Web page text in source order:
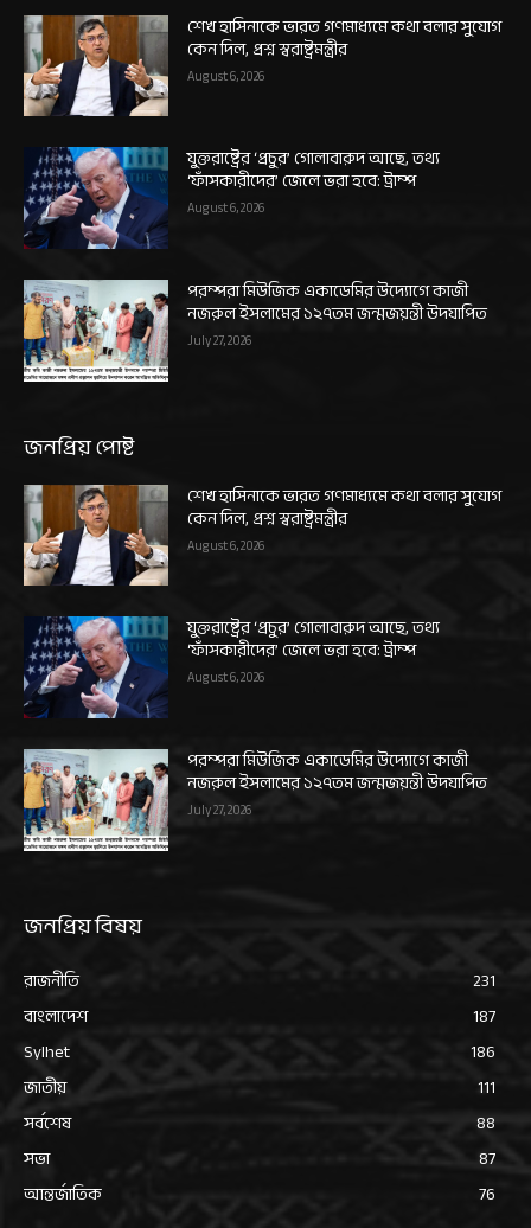
শেখ হাসিনাকে ভারত গণমাধ্যমে কথা বলার সুযোগ
কেন দিল, প্রশ্ন স্বরাষ্ট্রমন্ত্রীর
August 6, 2026
যুক্তরাষ্ট্রের ‘প্রচুর’ গোলাবারুদ আছে, তথ্য
‘ফাঁসকারীদের’ জেলে ভরা হবে: ট্রাম্প
August 6, 2026
পরম্পরা মিউজিক একাডেমির উদ্যোগে কাজী
নজরুল ইসলামের ১২৭তম জন্মজয়ন্তী উদযাপিত
July 27, 2026
জনপ্রিয় পোষ্ট
শেখ হাসিনাকে ভারত গণমাধ্যমে কথা বলার সুযোগ
কেন দিল, প্রশ্ন স্বরাষ্ট্রমন্ত্রীর
August 6, 2026
যুক্তরাষ্ট্রের ‘প্রচুর’ গোলাবারুদ আছে, তথ্য
‘ফাঁসকারীদের’ জেলে ভরা হবে: ট্রাম্প
August 6, 2026
পরম্পরা মিউজিক একাডেমির উদ্যোগে কাজী
নজরুল ইসলামের ১২৭তম জন্মজয়ন্তী উদযাপিত
July 27, 2026
জনপ্রিয় বিষয়
রাজনীতি
231
বাংলাদেশ
187
Sylhet
186
জাতীয়
111
সর্বশেষ
88
সভা
87
আন্তর্জাতিক
76